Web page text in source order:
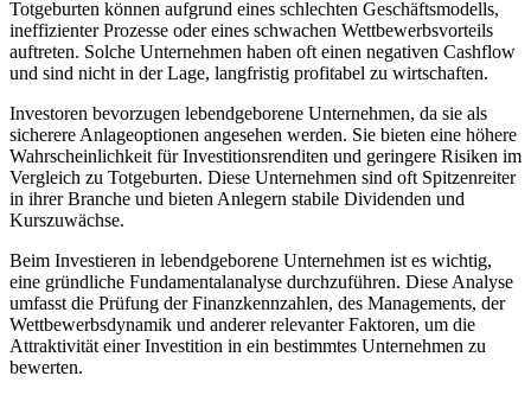
Totgeburten können aufgrund eines schlechten Geschäftsmodells,
ineffizienter Prozesse oder eines schwachen Wettbewerbsvorteils
auftreten. Solche Unternehmen haben oft einen negativen Cashflow
und sind nicht in der Lage, langfristig profitabel zu wirtschaften.
Investoren bevorzugen lebendgeborene Unternehmen, da sie als
sicherere Anlageoptionen angesehen werden. Sie bieten eine höhere
Wahrscheinlichkeit für Investitionsrenditen und geringere Risiken im
Vergleich zu Totgeburten. Diese Unternehmen sind oft Spitzenreiter
in ihrer Branche und bieten Anlegern stabile Dividenden und
Kurszuwächse.
Beim Investieren in lebendgeborene Unternehmen ist es wichtig,
eine gründliche Fundamentalanalyse durchzuführen. Diese Analyse
umfasst die Prüfung der Finanzkennzahlen, des Managements, der
Wettbewerbsdynamik und anderer relevanter Faktoren, um die
Attraktivität einer Investition in ein bestimmtes Unternehmen zu
bewerten.